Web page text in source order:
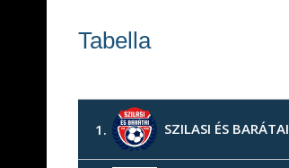
Tabella
1. SZILASI ÉS BARÁTAI